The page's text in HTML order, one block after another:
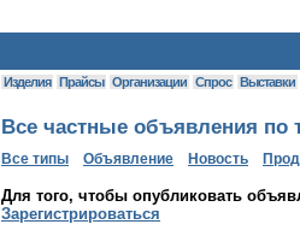
Изделия Прайсы Организации Спрос Выставки
Все частные объявления по
Все типы Объявление Новость
Для того, чтобы опубликовать
Зарегистрироваться